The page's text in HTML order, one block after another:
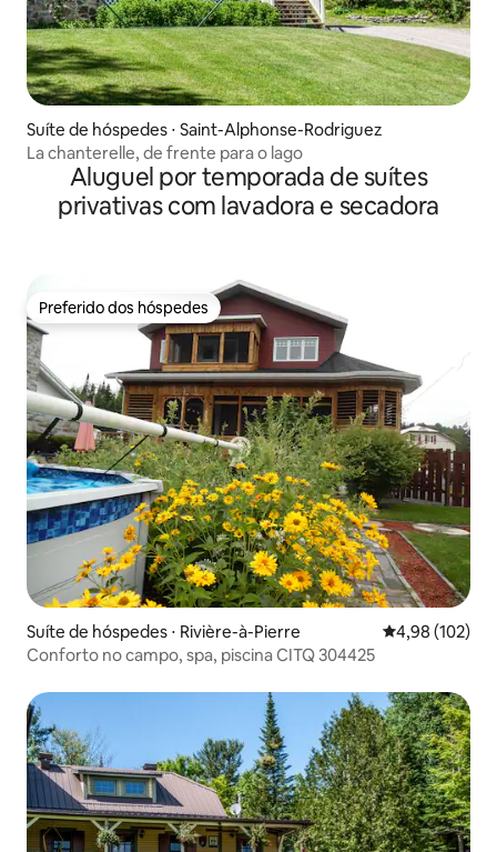
Suíte de hóspedes ⋅ Saint-Alphonse-Rodriguez
La chanterelle, de frente para o lago
Aluguel por temporada de suítes
privativas com lavadora e secadora
Preferido dos hóspedes
Preferido dos hóspedes
Suíte de hóspedes ⋅ Rivière-à-Pierre 4,98 de uma
4,98 (102)
Conforto no campo, spa, piscina CITQ 304425